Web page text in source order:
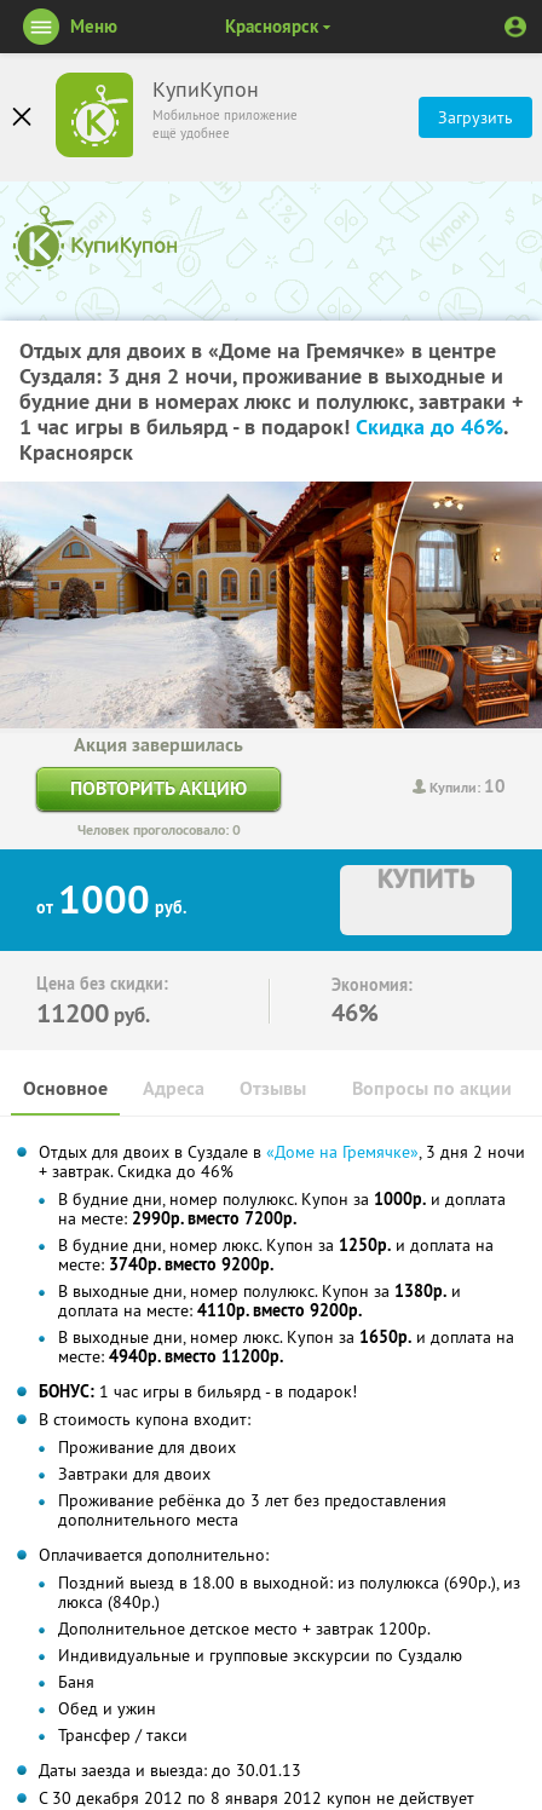
КупиКупон
Мобильное приложение
ещё удобнее
Загрузить
Меню Красноярск
Отдых для двоих в «Доме на Гремячке» в центре
Суздаля: 3 дня 2 ночи, проживание в выходные и
будние дни в номерах люкс и полулюкс, завтраки +
1 час игры в бильярд - в подарок! Скидка до 46%.
Красноярск
Купили: 10
Акция завершилась
ПОВТОРИТЬ АКЦИЮ
Человек проголосовало: 0
от 1000 руб.
КУПИТЬ
Цена без скидки:
11200 руб.
Экономия:
46%
Основное Отзывы Вопросы по акции
Адреса
Отдых для двоих в Суздале в «Доме на Гремячке», 3 дня 2 ночи
+ завтрак. Скидка до 46%
В будние дни, номер полулюкс. Купон за 1000р. и доплата
на месте: 2990р. вместо 7200р.
В будние дни, номер люкс. Купон за 1250р. и доплата на
месте: 3740р. вместо 9200р.
В выходные дни, номер полулюкс. Купон за 1380р. и
доплата на месте: 4110р. вместо 9200р.
В выходные дни, номер люкс. Купон за 1650р. и доплата на
месте: 4940р. вместо 11200р.
БОНУС: 1 час игры в бильярд - в подарок!
В стоимость купона входит:
Проживание для двоих
Завтраки для двоих
Проживание ребёнка до 3 лет без предоставления
дополнительного места
Оплачивается дополнительно:
Поздний выезд в 18.00 в выходной: из полулюкса (690р.), из
люкса (840р.)
Дополнительное детское место + завтрак 1200р.
Индивидуальные и групповые экскурсии по Суздалю
Баня
Обед и ужин
Трансфер / такси
Даты заезда и выезда: до 30.01.13
С 30 декабря 2012 по 8 января 2012 купон не действует